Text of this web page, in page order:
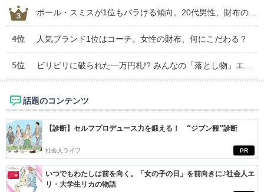
ポール・スミスが1位もバラける傾向。20代男性、財布の...
4位 人気ブランド1位はコーチ。女性の財布、何にこだわる？
5位 ビリビリに破られた一万円札!? みんなの「落とし物」エ...
話題のコンテンツ
PR
【診断】セルフプロデュース力を鍛える！ “ジブン観”診断
社会人ライフ
いつでもわたしは前を向く。「女の子の日」を前向きに♪社会人エ
リ・大学生リカの物語